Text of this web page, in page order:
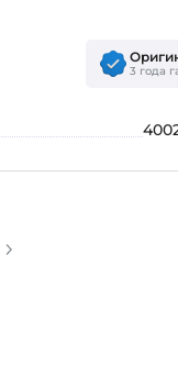
3 года